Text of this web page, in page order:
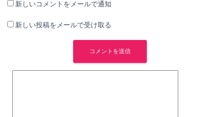
新しいコメントをメールで通知
新しい投稿をメールで受け取る